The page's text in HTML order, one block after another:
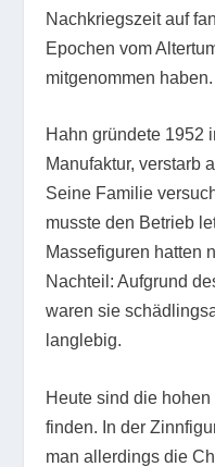
Nachkriegszeit auf
Epochen vom
mitgenommen haben.
Hahn gründete 1952
Manufaktur, verstarb
Seine Familie
musste den Betrieb
Massefiguren hatten
Nachteil: Aufgrund
waren sie
langlebig.
Heute sind die
finden. In der
man allerdings die